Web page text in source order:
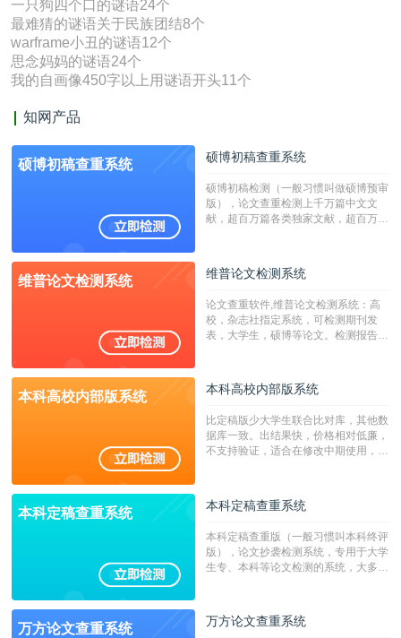
一只狗四个口的谜语24个
最难猜的谜语关于民族团结8个
warframe小丑的谜语12个
思念妈妈的谜语24个
我的自画像450字以上用谜语开头11个
知网产品
硕博初稿查重系统 硕博初稿查重系统
硕博初稿检测（一般习惯叫做硕博预审
版），论文查重检测上千万篇中文文
献，超百万篇各类独家文献，超百万港
校用来检测硕博论文的系统，检测范围
广，数据来源真实，检测算法合理!本
字符数30万）
维普论文检测系统 维普论文检测系统
论文查重软件,维普论文检测系统：高
校，杂志社指定系统，可检测期刊发
表，大学生，硕博等论文。检测报告支
本科高校内部版系统 本科高校内部版系统
比定稿版少大学生联合比对库，其他数
据库一致。出结果快，价格相对低廉，
不支持验证，适合在修改中期使用，定
本科定稿查重系统 本科定稿查重系统
本科定稿查重版（一般习惯叫本科终评
版），论文抄袭检测系统，专用于大学
生专、本科等论文检测的系统，大多数
万方论文查重系统 万方论文查重系统